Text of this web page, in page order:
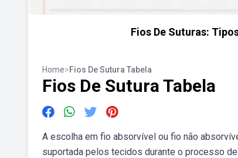
Fios De Suturas:
Home>Fios De Sutura Tabela
Fios De Sutura Tabela
A escolha em fio absorvível ou fio não
suportada pelos tecidos durante o processo